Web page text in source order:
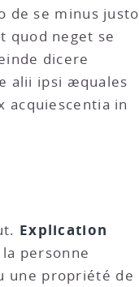
de se minus justo
quod neget se
dicere
alii ipsi æquales
acquiescentia in
Explication
personne
une propriété de